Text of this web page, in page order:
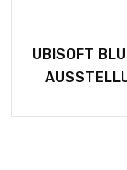
UBISOFT